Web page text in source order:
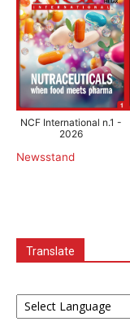
NCF International n.1 -
2026
Newsstand
Translate